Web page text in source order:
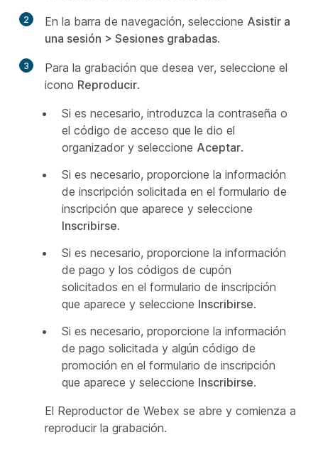
2 En la barra de navegación, seleccione Asistir a
una sesión > Sesiones grabadas.
3
Para la grabación que desea ver, seleccione el
icono Reproducir.
Si es necesario, introduzca la contraseña o
el código de acceso que le dio el
organizador y seleccione Aceptar.
Si es necesario, proporcione la información
de inscripción solicitada en el formulario de
inscripción que aparece y seleccione
Inscribirse.
Si es necesario, proporcione la información
de pago y los códigos de cupón
solicitados en el formulario de inscripción
que aparece y seleccione Inscribirse.
Si es necesario, proporcione la información
de pago solicitada y algún código de
promoción en el formulario de inscripción
que aparece y seleccione Inscribirse.
El Reproductor de Webex se abre y comienza a
reproducir la grabación.